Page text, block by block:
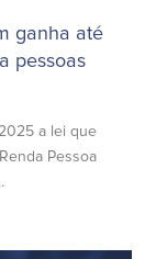
ganha até
pessoas
a lei que
Pessoa